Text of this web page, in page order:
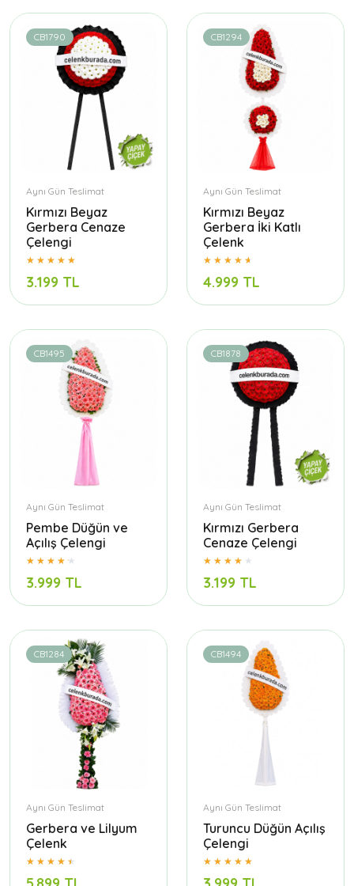
CB1790
Aynı Gün Teslimat
Kırmızı Beyaz
Gerbera Cenaze
Çelengi
3.199 TL
CB1294
Aynı Gün Teslimat
Kırmızı Beyaz
Gerbera İki Katlı
Çelenk
4.999 TL
CB1495
Aynı Gün Teslimat
Pembe Düğün ve
Açılış Çelengi
3.999 TL
CB1878
Aynı Gün Teslimat
Kırmızı Gerbera
Cenaze Çelengi
3.199 TL
CB1284
Aynı Gün Teslimat
Gerbera ve Lilyum
Çelenk
CB1494
Aynı Gün Teslimat
Turuncu Düğün Açılış
Çelengi